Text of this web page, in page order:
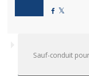
Sauf-conduit